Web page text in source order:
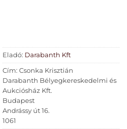
European
map with
Eladó: Darabanth Kft
Cím: Csonka Krisztián
Darabanth Bélyegkereskedelmi és
Aukciósház Kft.
Budapest
Andrássy út 16.
1061